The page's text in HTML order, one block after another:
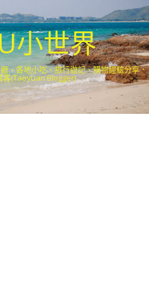
小世界
、各地小吃、旅行遊記、購物經驗分享．
客(Taoyuan Blogger)